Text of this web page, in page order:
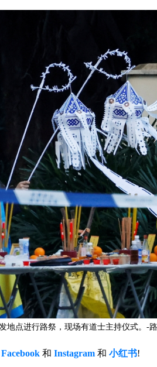
地点进行路祭，现场有道士主持仪式。-
Facebook 和 Instagram 和 小红书!